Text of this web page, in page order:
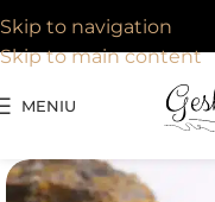
Skip to navigation
Skip to main content
MENIU